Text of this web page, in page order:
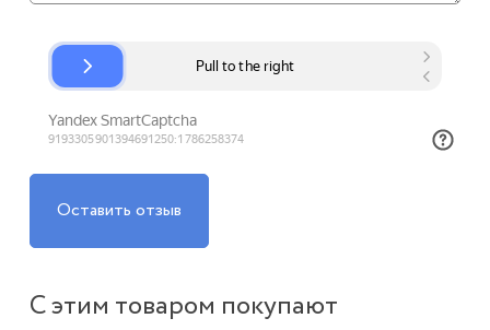
Оставить отзыв
С этим товаром покупают